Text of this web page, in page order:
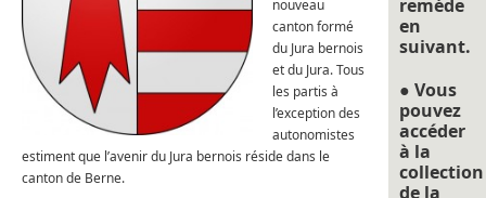
nouveau
canton formé
du Jura bernois
et du Jura. Tous
les partis à
l’exception des
autonomistes
estiment que l’avenir du Jura bernois réside dans le
canton de Berne.
reméde
en
suivant.
● Vous
pouvez
accéder
à la
collection
de la